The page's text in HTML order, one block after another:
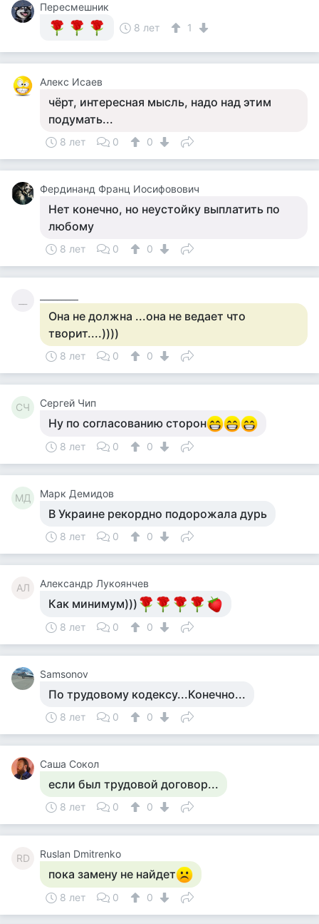
Пересмешник
8 лет
1
Алекс Исаев
чёрт, интересная мысль, надо над этим
подумать...
8 лет 0 0
Фердинанд Франц Иосифовович
Нет конечно, но неустойку выплатить по
любому
8 лет 0 0
Она не должна ...она не ведает что
творит....))))
8 лет 0 0
СЧ Сергей Чип
Ну по согласованию сторон
8 лет 0 0
МД Марк Демидов
В Украине рекордно подорожала дурь
8 лет 0 0
АЛ Александр Лукоянчев
Как минимум)))
8 лет 0 0
Samsonov
По трудовому кодексу...Конечно...
8 лет 0 0
Саша Сокол
если был трудовой договор...
8 лет 0 0
RD Ruslan Dmitrenko
пока замену не найдет
8 лет 0 0